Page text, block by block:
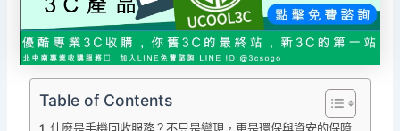
Table of Contents